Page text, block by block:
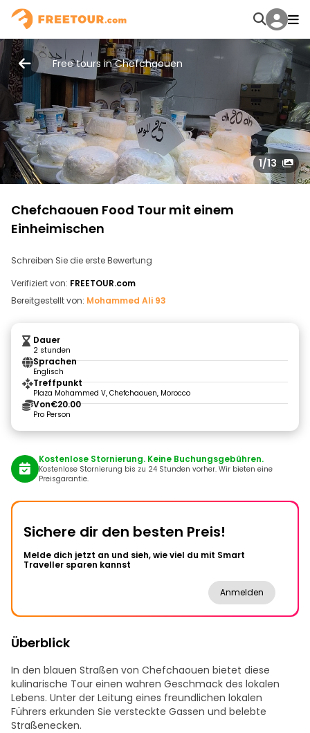
Free tours in Chefchaouen
1/13
Chefchaouen Food Tour mit einem
Einheimischen
Schreiben Sie die erste Bewertung
Verifiziert von: FREETOUR.com
Bereitgestellt von: Mohammed Ali 93
Dauer
2 stunden
Sprachen
Englisch
Treffpunkt
Plaza Mohammed V, Chefchaouen, Morocco
Von€20.00
Pro Person
Kostenlose Stornierung. Keine Buchungsgebühren.
Kostenlose Stornierung bis zu 24 Stunden vorher. Wir bieten eine
Preisgarantie.
Sichere dir den besten Preis!
Melde dich jetzt an und sieh, wie viel du mit Smart
Traveller sparen kannst
Anmelden
Überblick
In den blauen Straßen von Chefchaouen bietet diese
kulinarische Tour einen wahren Geschmack des lokalen
Lebens. Unter der Leitung eines freundlichen lokalen
Führers erkunden Sie versteckte Gassen und belebte
Straßenecken.